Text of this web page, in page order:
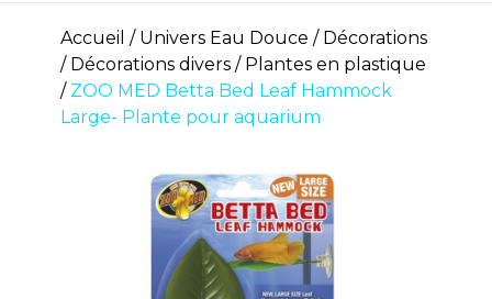
Accueil Univers Eau Douce
Décorations
Décorations divers
Plantes en plastique
ZOO MED Betta Bed Leaf Hammock
Large- Plante pour aquarium